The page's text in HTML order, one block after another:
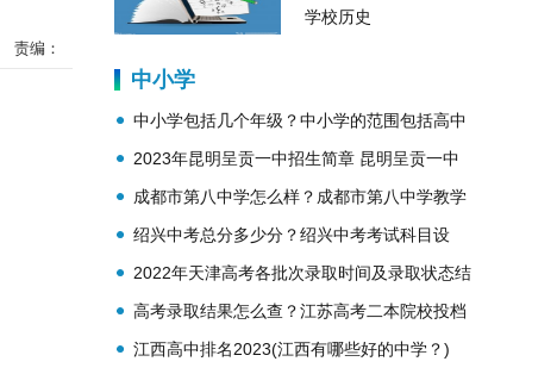
责编：
学校历史
中小学
中小学包括几个年级？中小学的范围包括高中
吗？
2023年昆明呈贡一中招生简章 昆明呈贡一中
简介
成都市第八中学怎么样？成都市第八中学教学
理念？
绍兴中考总分多少分？绍兴中考考试科目设
置？
2022年天津高考各批次录取时间及录取状态结
果查询
高考录取结果怎么查？江苏高考二本院校投档
线公布
江西高中排名2023(江西有哪些好的中学？)